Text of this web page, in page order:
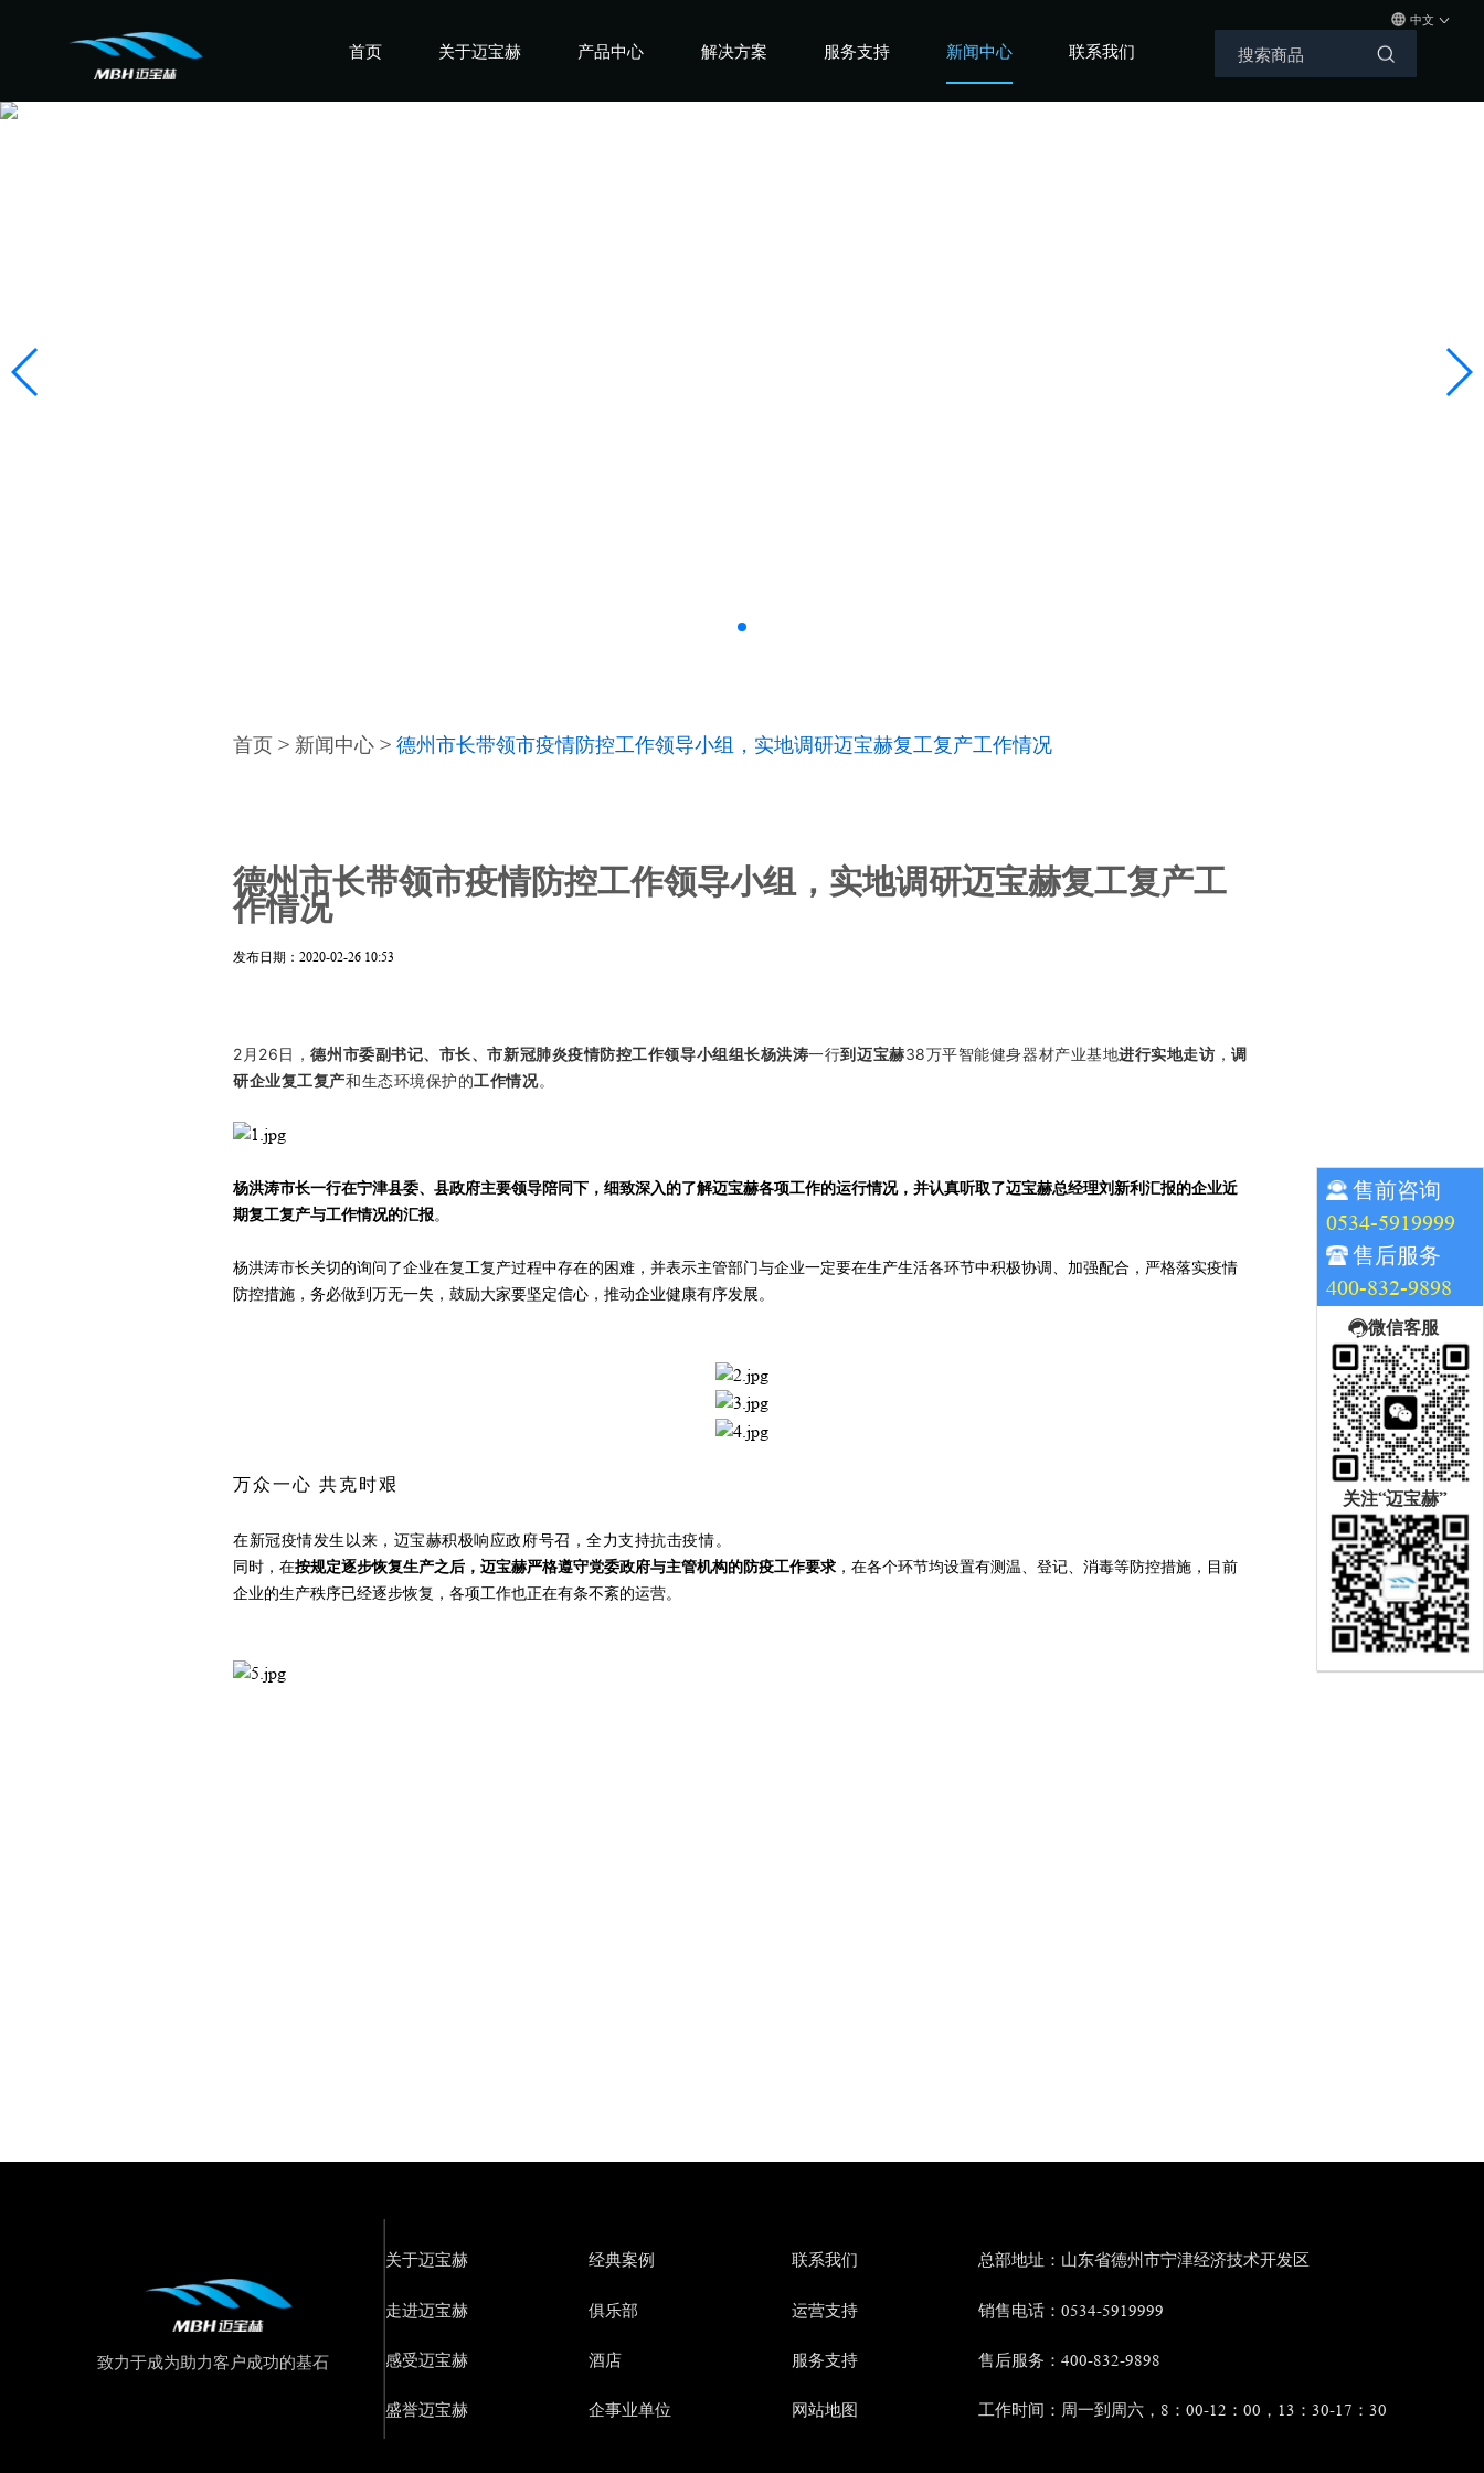
首页 关于迈宝赫 产品中心 解决方案 服务支持 新闻中心 联系我们
中文
售前咨询
0534-5919999
售后服务
400-832-9898
微信客服
关注“迈宝赫”
首页 > 新闻中心 >德州市长带领市疫情防控工作领导小组，实地调研迈宝赫复工复产工作情况
德州市长带领市疫情防控工作领导小组，实地调研迈宝赫复工复产工
作情况
发布日期：2020-02-26 10:53
2月26日，德州市委副书记、市长、市新冠肺炎疫情防控工作领导小组组长杨洪涛一行到迈宝赫38万平智能健身器材产业基地进行实地走访 ，调
研企业复工复产和生态环境保护的工作情况。
杨洪涛市长一行在宁津县委、县政府主要领导陪同下，细致深入的了解迈宝赫各项工作的运行情况，并认真听取了迈宝赫总经理刘新利汇报的企业近
期复工复产与工作情况的汇报。
杨洪涛市长关切的询问了企业在复工复产过程中存在的困难，并表示主管部门与企业一定要在生产生活各环节中积极协调、加强配合，严格落实疫情
防控措施，务必做到万无一失，鼓励大家要坚定信心，推动企业健康有序发展。
万众一心 共克时艰
在新冠疫情发生以来，迈宝赫积极响应政府号召，全力支持抗击疫情。
同时，在按规定逐步恢复生产之后，迈宝赫严格遵守党委政府与主管机构的防疫工作要求 ，在各个环节均设置有测温、登记、消毒等防控措施，目前
企业的生产秩序已经逐步恢复，各项工作也正在有条不紊的运营。
致力于成为助力客户成功的基石
关于迈宝赫
走进迈宝赫
感受迈宝赫
盛誉迈宝赫
经典案例
俱乐部
酒店
企事业单位
联系我们
运营支持
服务支持
网站地图
总部地址：山东省德州市宁津经济技术开发区
销售电话：0534-5919999
售后服务：400-832-9898
工作时间：周一到周六，8：00-12：00，13：30-17：30